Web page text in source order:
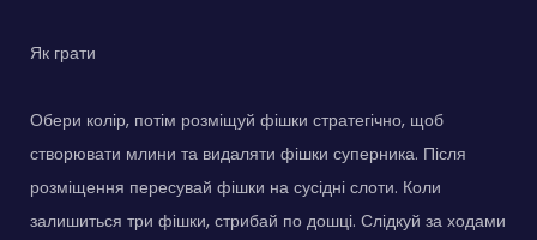
Як грати
Обери колір, потім розміщуй фішки стратегічно, щоб
створювати млини та видаляти фішки суперника. Після
розміщення пересувай фішки на сусідні слоти. Коли
залишиться три фішки, стрибай по дошці. Слідкуй за ходами